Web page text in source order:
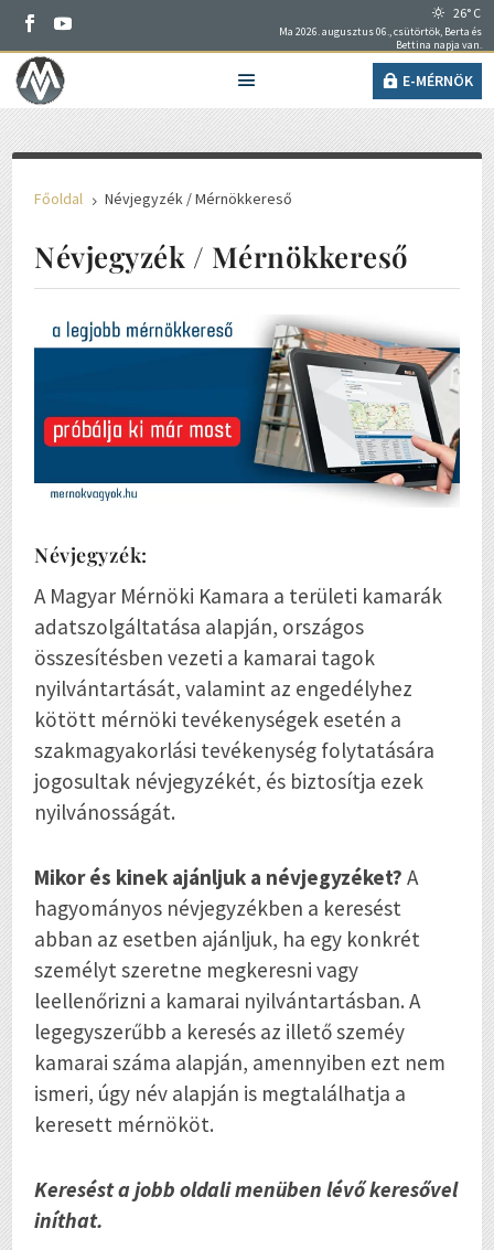
26° C
Ma 2026. augusztus 06., csütörtök, Berta és
Bettina napja van.
E-MÉRNÖK
Főoldal 5 Névjegyzék / Mérnökkereső
Névjegyzék / Mérnökkereső
Névjegyzék:
A Magyar Mérnöki Kamara a területi kamarák
adatszolgáltatása alapján, országos
összesítésben vezeti a kamarai tagok
nyilvántartását, valamint az engedélyhez
kötött mérnöki tevékenységek esetén a
szakmagyakorlási tevékenység folytatására
jogosultak névjegyzékét, és biztosítja ezek
nyilvánosságát.
Mikor és kinek ajánljuk a névjegyzéket?A
hagyományos névjegyzékben a keresést
abban az esetben ajánljuk, ha egy konkrét
személyt szeretne megkeresni vagy
leellenőrizni a kamarai nyilvántartásban. A
legegyszerűbb a keresés az illető szeméy
kamarai száma alapján, amennyiben ezt nem
ismeri, úgy név alapján is megtalálhatja a
keresett mérnököt.
Keresést a jobb oldali menüben lévő keresővel
iníthat.